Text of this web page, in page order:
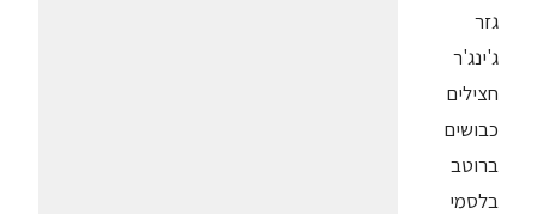
גזר
ג'ינג'ר
חצילים
כבושים
ברוטב
בלסמי